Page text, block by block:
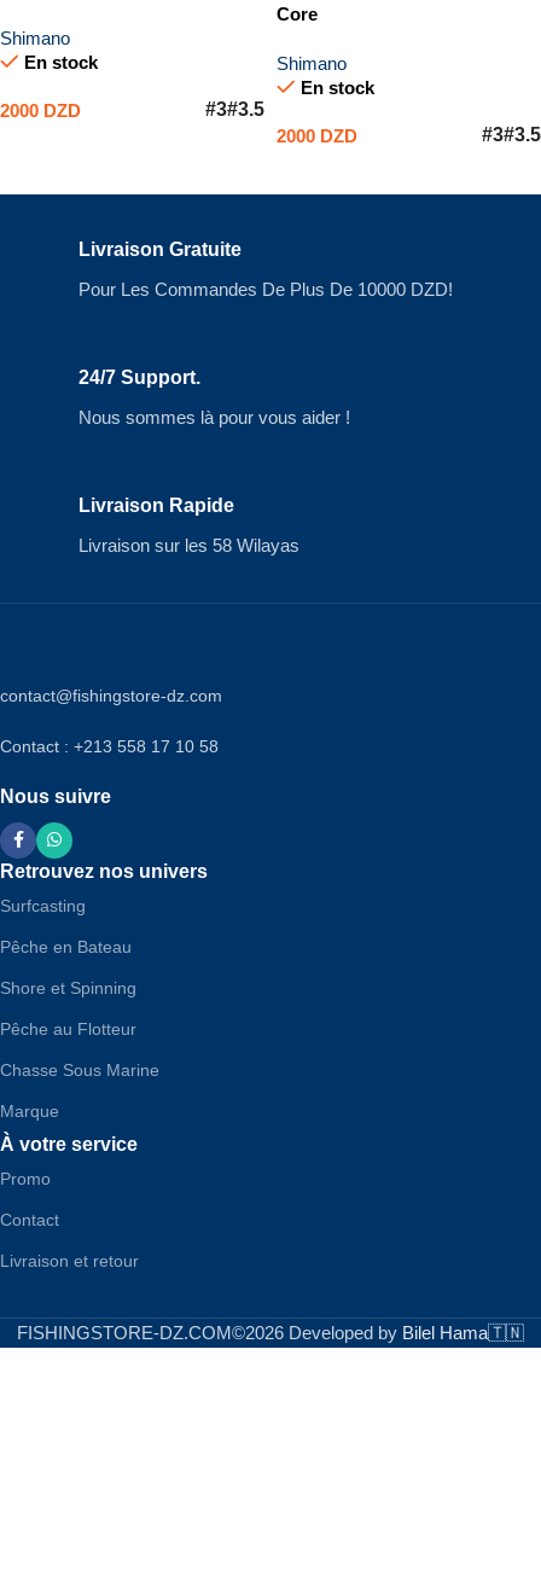
Shimano
En stock
2000 DZD #3#3.5
Core
Shimano
En stock
2000 DZD #3#3.5
Livraison Gratuite
Pour Les Commandes De Plus De 10000 DZD!
24/7 Support.
Nous sommes là pour vous aider !
Livraison Rapide
Livraison sur les 58 Wilayas
contact@fishingstore-dz.com
Contact : +213 558 17 10 58
Nous suivre
Retrouvez nos univers
Surfcasting
Pêche en Bateau
Shore et Spinning
Pêche au Flotteur
Chasse Sous Marine
Marque
À votre service
Promo
Contact
Livraison et retour
FISHINGSTORE-DZ.COM©2026 Developed by Bilel Hama🇹🇳